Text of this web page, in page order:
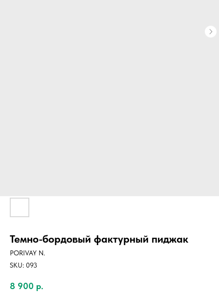
Темно-бордовый фактурный пиджак
PORIVAY N.
SKU: 093
8 900 р.